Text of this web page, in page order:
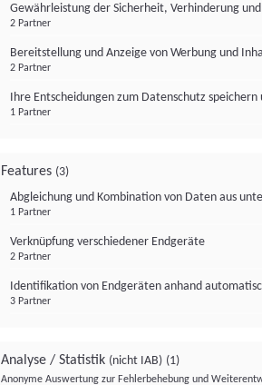
Gewährleistung der Sicherheit, Verhinderung
2 Partner
Bereitstellung und Anzeige von Werbung und
2 Partner
Ihre Entscheidungen zum Datenschutz
1 Partner
Features (3)
Abgleichung und Kombination von Daten aus
1 Partner
Verknüpfung verschiedener Endgeräte
2 Partner
Identifikation von Endgeräten anhand
3 Partner
Analyse / Statistik (nicht IAB) (1)
Anonyme Auswertung zur Fehlerbehebung und